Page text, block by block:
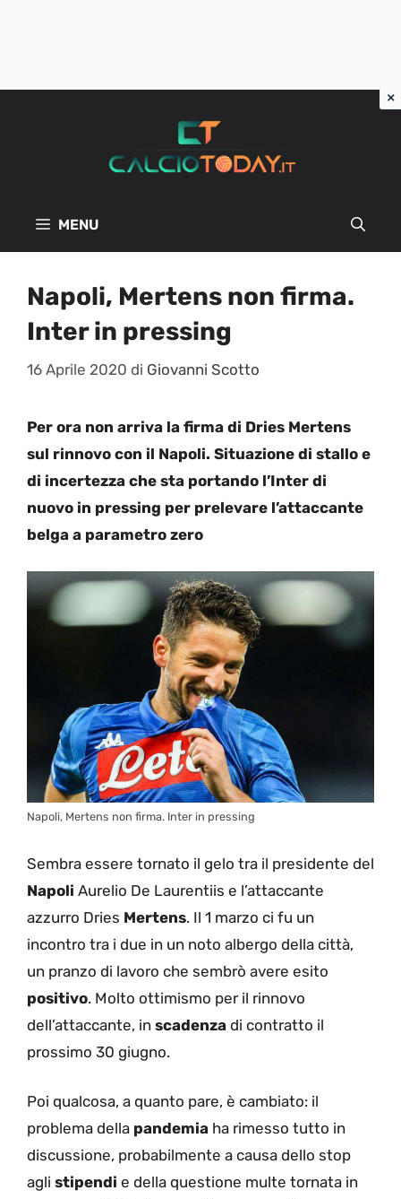
MENU
Napoli, Mertens non firma.
Inter in pressing
16 Aprile 2020 di Giovanni Scotto
Per ora non arriva la firma di Dries Mertens
sul rinnovo con il Napoli. Situazione di stallo e
di incertezza che sta portando l’Inter di
nuovo in pressing per prelevare l’attaccante
belga a parametro zero
Napoli, Mertens non firma. Inter in pressing
Sembra essere tornato il gelo tra il presidente del
Napoli Aurelio De Laurentiis e l’attaccante
azzurro Dries Mertens. Il 1 marzo ci fu un
incontro tra i due in un noto albergo della città,
un pranzo di lavoro che sembrò avere esito
positivo. Molto ottimismo per il rinnovo
dell’attaccante, in scadenza di contratto il
prossimo 30 giugno.
Poi qualcosa, a quanto pare, è cambiato: il
problema della pandemia ha rimesso tutto in
discussione, probabilmente a causa dello stop
agli stipendi e della questione multe tornata in